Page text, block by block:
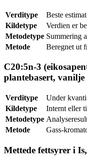
Verditype
Beste estimat
Kildetype
Verdien er
Metodetype Summering
Metode
Beregnet ut
C20:5n-3
plantebasert, vanilje
Verditype
Under
Kildetype
Internt eller
Metodetype
Metode
Gass-
Mettede fettsyrer i